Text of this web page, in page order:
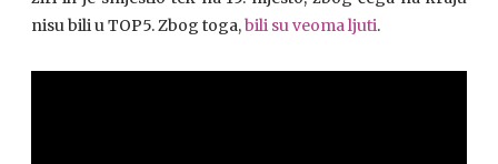
nisu bili u TOP5. Zbog toga,bili su veoma ljuti.